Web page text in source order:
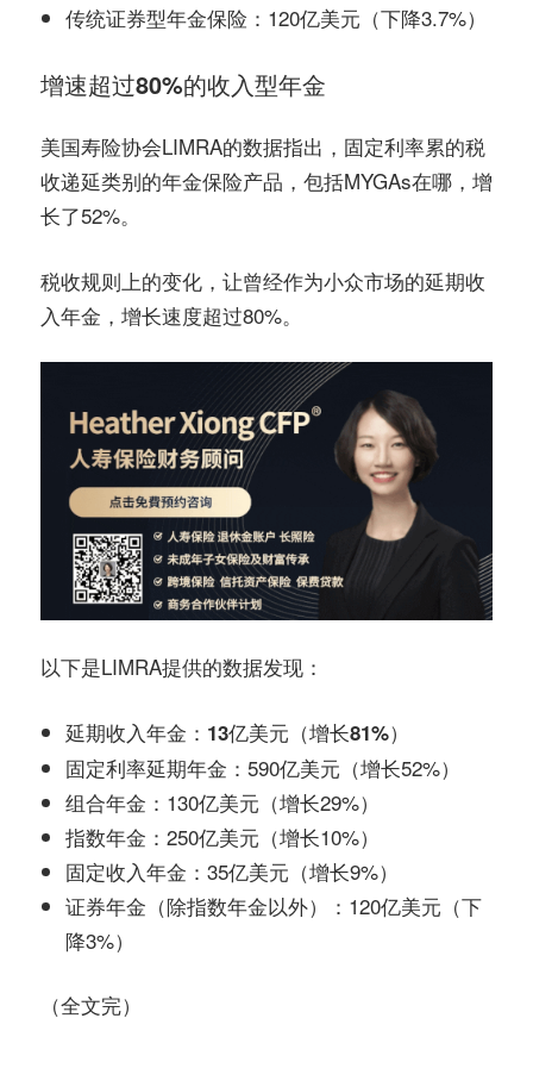
传统证券型年金保险：120亿美元（下降3.7%）
增速超过80%的收入型年金
美国寿险协会LIMRA的数据指出，固定利率累的税
收递延类别的年金保险产品，包括MYGAs在哪，增
长了52%。
税收规则上的变化，让曾经作为小众市场的延期收
入年金，增长速度超过80%。
以下是LIMRA提供的数据发现：
延期收入年金：13亿美元（增长81%）
固定利率延期年金：590亿美元（增长52%）
组合年金：130亿美元（增长29%）
指数年金：250亿美元（增长10%）
固定收入年金：35亿美元（增长9%）
证券年金（除指数年金以外）：120亿美元（下
降3%）
（全文完）